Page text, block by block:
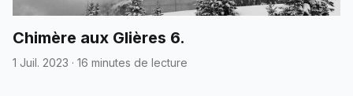
Chimère aux Glières 6.
1 Juil. 2023 · 16 minutes de lecture